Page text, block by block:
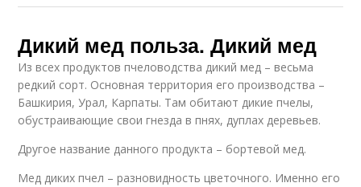
Дикий мед польза. Дикий мед
Из всех продуктов пчеловодства дикий мед – весьма
редкий сорт. Основная территория его производства –
Башкирия, Урал, Карпаты. Там обитают дикие пчелы,
обустраивающие свои гнезда в пнях, дуплах деревьев.
Другое название данного продукта – бортевой мед.
Мед диких пчел – разновидность цветочного. Именно его